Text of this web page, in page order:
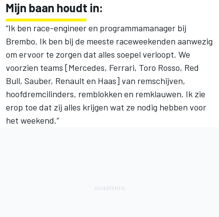
Mijn baan houdt in:
“Ik ben race-engineer en programmamanager bij
Brembo. Ik ben bij de meeste raceweekenden aanwezig
om ervoor te zorgen dat alles soepel verloopt. We
voorzien teams [Mercedes, Ferrari, Toro Rosso, Red
Bull, Sauber, Renault en Haas] van remschijven,
hoofdremcilinders, remblokken en remklauwen. Ik zie
erop toe dat zij alles krijgen wat ze nodig hebben voor
het weekend.”